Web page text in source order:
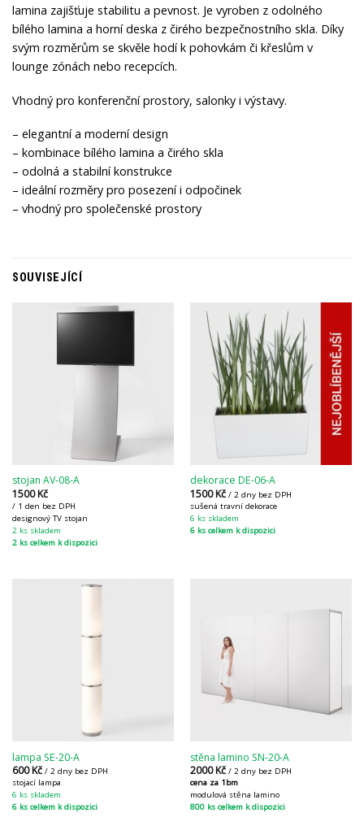
lamina zajišťuje stabilitu a pevnost. Je vyroben z odolného
bílého lamina a horní deska z čirého bezpečnostního skla. Díky
svým rozměrům se skvěle hodí k pohovkám či křeslům v
lounge zónách nebo recepcích.
Vhodný pro konferenční prostory, salonky i výstavy.
– elegantní a moderní design
– kombinace bílého lamina a čirého skla
– odolná a stabilní konstrukce
– ideální rozměry pro posezení i odpočinek
– vhodný pro společenské prostory
SOUVISEJÍCÍ
stojan AV-08-A
1500Kč
/ 1 den bez DPH
designový TV stojan
2 ks skladem
2 ks celkem k dispozici
dekorace DE-06-A
1500Kč / 2 dny bez DPH
sušená travní dekorace
6 ks skladem
6 ks celkem k dispozici
lampa SE-20-A
600Kč / 2 dny bez DPH
stojací lampa
6 ks skladem
6 ks celkem k dispozici
stěna lamino SN-20-A
2000Kč / 2 dny bez DPH
cena za 1bm
modulová stěna lamino
800 ks celkem k dispozici